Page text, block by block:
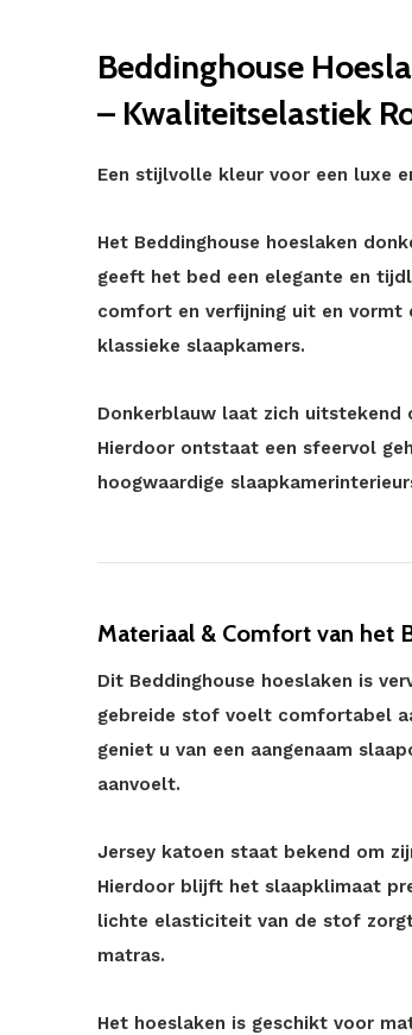
Beddinghouse
– Kwaliteitselastiek
Een stijlvolle kleur voor een luxe
Het Beddinghouse hoeslaken
geeft het bed een elegante en
comfort en verfijning uit en vormt
klassieke slaapkamers.
Donkerblauw laat zich uitstekend
Hierdoor ontstaat een sfeervol
hoogwaardige
Materiaal & Comfort van het
Dit Beddinghouse hoeslaken is
gebreide stof voelt comfortabel
geniet u van een aangenaam
aanvoelt.
Jersey katoen staat bekend om
Hierdoor blijft het slaapklimaat
lichte elasticiteit van de stof
matras.
Het hoeslaken is geschikt voor